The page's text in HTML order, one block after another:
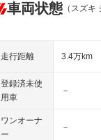
車両状態 （スズ
走行距離 3.4万km
登録済未使
用車
－
ワンオーナ
ー
－